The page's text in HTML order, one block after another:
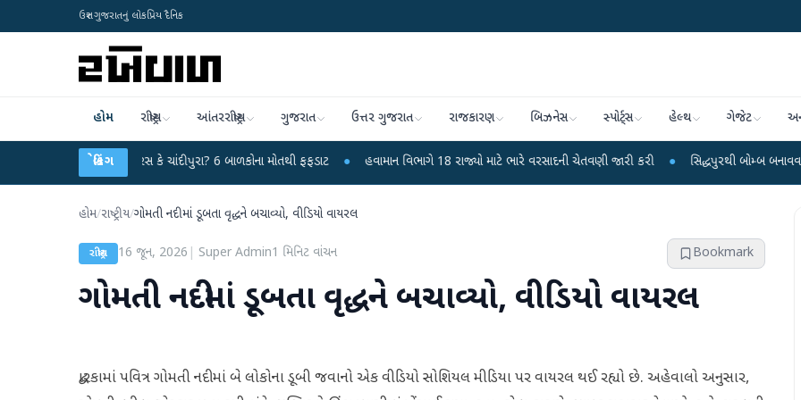
ઉત્તર ગુજરાતનું લોકપ્રિય દૈનિક
હોમ રાષ્ટ્રીય આંતરરાષ્ટ્રીય ગુજરાત ઉત્તર ગુજરાત રાજકારણ બિઝનેસ સ્પોર્ટ્સ હેલ્થ ગેજેટ
બ્રેકિંગ
વાયરસ કે ચાંદીપુરા? 6 બાળકોના મોતથી ફફડાટ ● હવામાન વિભાગે 18 રાજ્યો માટે ભારે વરસાદની ચેતવણી જારી કરી ● સિદ્ધપુરથી બોમ્બ બનાવવાની સામગ્રી
હોમ/રાષ્ટ્રીય/ગોમતી નદીમાં ડૂબતા વૃદ્ધને બચાવ્યો, વીડિયો વાયરલ
રાષ્ટ્રીય 16 જૂન, 2026 Super Admin1 મિનિટ વાંચન Bookmark
ગોમતી નદીમાં ડૂબતા વૃદ્ધને બચાવ્યો, વીડિયો વાયરલ
દ્વારકામાં પવિત્ર ગોમતી નદીમાં બે લોકોના ડૂબી જવાનો એક વીડિયો સોશિયલ મીડિયા પર વાયરલ થઈ રહ્યો છે. અહેવાલો અનુસાર,